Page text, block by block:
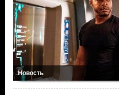
Новость